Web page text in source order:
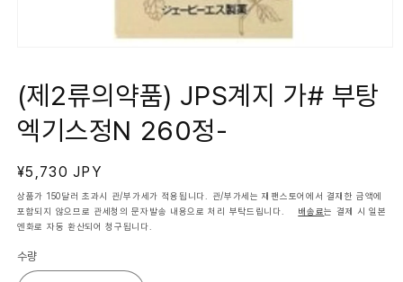
서
미
디
어
열
(제2류의약품) JPS계지 가# 부탕
엑기스정N 260정-
정
가
¥5,730 JPY
상품가 150달러 초과시 관/부가세가 적용됩니다. 관/부가세는 재팬스토어에서 결재한 금액에
포함되지 않으므로 관세청의 문자발송 내용으로 처리 부탁드립니다. 배송료는 결제 시 일본
엔화로 자동 환산되어 청구됩니다.
수량